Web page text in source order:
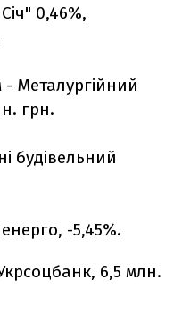
0,46%,
Металургійний
грн.
будівельний
-5,45%.
6,5 млн.